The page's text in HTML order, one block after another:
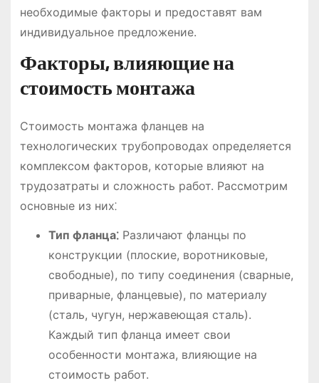
необходимые факторы и предоставят вам
индивидуальное предложение.
Факторы, влияющие на
стоимость монтажа
Стоимость монтажа фланцев на
технологических трубопроводах определяется
комплексом факторов, которые влияют на
трудозатраты и сложность работ. Рассмотрим
основные из них⁚
Тип фланца⁚Различают фланцы по
конструкции (плоские, воротниковые,
свободные), по типу соединения (сварные,
приварные, фланцевые), по материалу
(сталь, чугун, нержавеющая сталь).
Каждый тип фланца имеет свои
особенности монтажа, влияющие на
стоимость работ.